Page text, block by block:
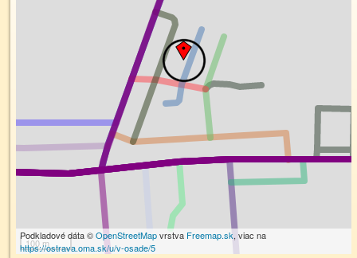
100 m
Podkladové dáta ©OpenStreetMapvrstva Freemap.sk, viac na
https://ostrava.oma.sk/u/v-osade/5